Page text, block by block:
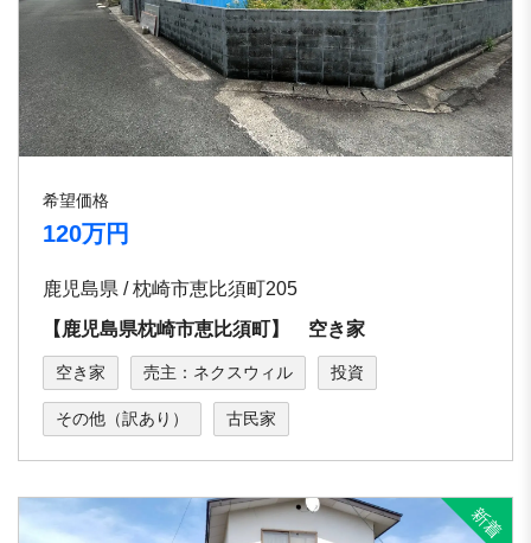
希望価格
120万円
鹿児島県 / 枕崎市恵比須町205
【鹿児島県枕崎市恵比須町】 空き家
空き家 売主：ネクスウィル 投資
その他（訳あり） 古民家